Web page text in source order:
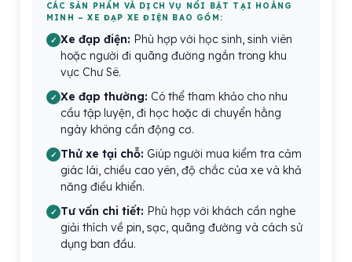
CÁC SẢN PHẨM VÀ DỊCH VỤ NỔI BẬT TẠI HOÀNG
MINH – XE ĐẠP XE ĐIỆN BAO GỒM:
Xe đạp điện: Phù hợp với học sinh, sinh viên
hoặc người đi quãng đường ngắn trong khu
vực Chư Sê.
Xe đạp thường: Có thể tham khảo cho nhu
cầu tập luyện, đi học hoặc di chuyển hằng
ngày không cần động cơ.
Thử xe tại chỗ: Giúp người mua kiểm tra cảm
giác lái, chiều cao yên, độ chắc của xe và khả
năng điều khiển.
Tư vấn chi tiết: Phù hợp với khách cần nghe
giải thích về pin, sạc, quãng đường và cách sử
dụng ban đầu.